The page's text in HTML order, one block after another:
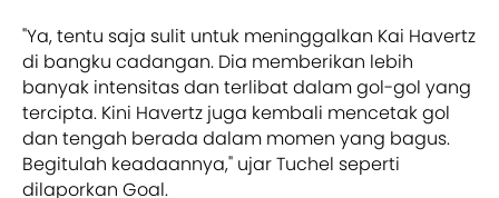
"Ya, tentu saja sulit untuk meninggalkan Kai Havertz
di bangku cadangan. Dia memberikan lebih
banyak intensitas dan terlibat dalam gol-gol yang
tercipta. Kini Havertz juga kembali mencetak gol
dan tengah berada dalam momen yang bagus.
Begitulah keadaannya," ujar Tuchel seperti
dilaporkan Goal.